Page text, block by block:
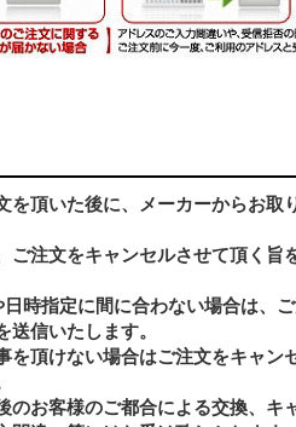
を頂いた後に、メーカーからお取
ご注文をキャンセルさせて頂く旨
時指定に間に合わない場合は、
信いたします。
頂けない場合はご注文をキャン
のお客様のご都合による交換、キ